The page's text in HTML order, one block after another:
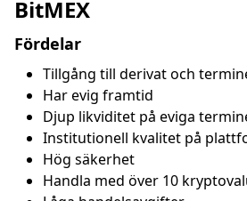
BitMEX
Fördelar
Tillgång till derivat och
Har evig framtid
Djup likviditet på eviga
Institutionell kvalitet på
Hög säkerhet
Handla med över 10